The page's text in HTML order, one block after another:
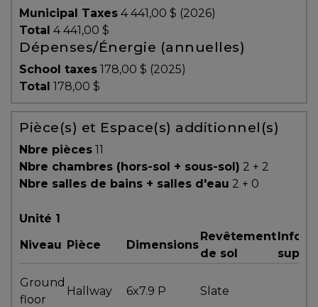
avez-
vous
pensé?
Locataire
Pourquoi
faire
affaire
avec
un
immobilier
Prenez
temps
d’analyser
Municipal Taxes 4 441,00 $ (2026)
Total 4 441,00 $
Dépenses/Énergie (annuelles)
School taxes 178,00 $ (2025)
Total 178,00 $
Pièce(s) et Espace(s) additionnel(s)
Nbre pièces 11
Nbre chambres (hors-sol + sous-sol) 2 + 2
Nbre salles de bains + salles d'eau 2 + 0
Unité 1
Niveau Pièce Dimensions
Revêtement
de sol
Ground
floor
Hallway 6x7.9 P
Slate